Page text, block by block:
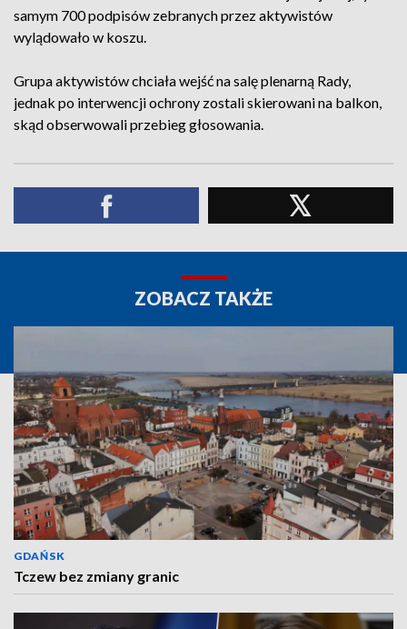
samym 700 podpisów zebranych przez aktywistów
wylądowało w koszu.
Grupa aktywistów chciała wejść na salę plenarną Rady,
jednak po interwencji ochrony zostali skierowani na balkon,
skąd obserwowali przebieg głosowania.
ZOBACZ TAKŻE
GDAŃSK
Tczew bez zmiany granic